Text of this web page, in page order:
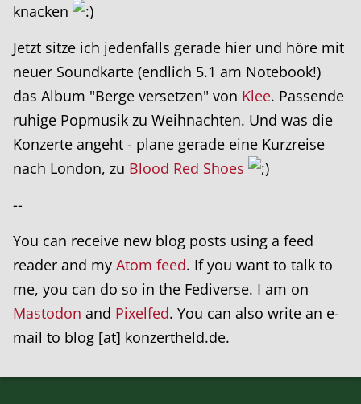
knacken
Jetzt sitze ich jedenfalls gerade hier und höre mit
neuer Soundkarte (endlich 5.1 am Notebook!)
das Album "Berge versetzen" von Klee. Passende
ruhige Popmusik zu Weihnachten. Und was die
Konzerte angeht - plane gerade eine Kurzreise
nach London, zu Blood Red Shoes
--
You can receive new blog posts using a feed
reader and my Atom feed. If you want to talk to
me, you can do so in the Fediverse. I am on
Mastodon and Pixelfed. You can also write an e-
mail to blog [at] konzertheld.de.